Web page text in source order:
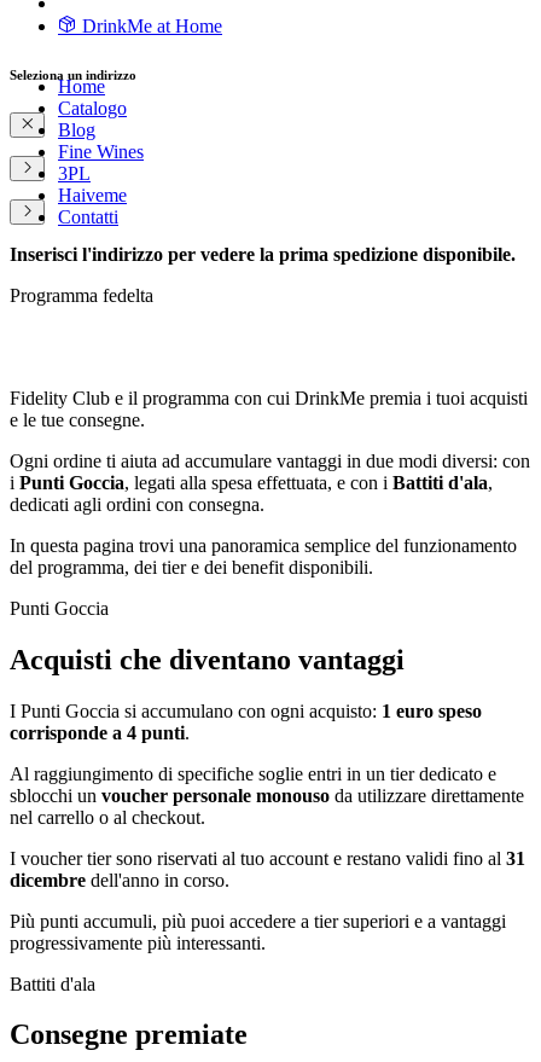
DrinkMe at Home
Home
Catalogo
Blog
Fine Wines
3PL
Haiveme
Contatti
Seleziona un indirizzo
Inserisci l'indirizzo per vedere la prima spedizione disponibile.
Programma fedelta
Fidelity Club e il programma con cui DrinkMe premia i tuoi acquisti
e le tue consegne.
Ogni ordine ti aiuta ad accumulare vantaggi in due modi diversi: con
i Punti Goccia, legati alla spesa effettuata, e con i Battiti d'ala,
dedicati agli ordini con consegna.
In questa pagina trovi una panoramica semplice del funzionamento
del programma, dei tier e dei benefit disponibili.
Punti Goccia
Acquisti che diventano vantaggi
I Punti Goccia si accumulano con ogni acquisto: 1 euro speso
corrisponde a 4 punti.
Al raggiungimento di specifiche soglie entri in un tier dedicato e
sblocchi un voucher personale monouso da utilizzare direttamente
nel carrello o al checkout.
I voucher tier sono riservati al tuo account e restano validi fino al 31
dicembre dell'anno in corso.
Più punti accumuli, più puoi accedere a tier superiori e a vantaggi
progressivamente più interessanti.
Battiti d'ala
Consegne premiate